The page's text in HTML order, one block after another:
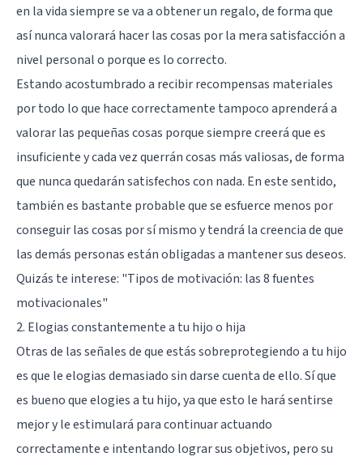
en la vida siempre se va a obtener un regalo, de forma que
así nunca valorará hacer las cosas por la mera satisfacción a
nivel personal o porque es lo correcto.
Estando acostumbrado a recibir recompensas materiales
por todo lo que hace correctamente tampoco aprenderá a
valorar las pequeñas cosas porque siempre creerá que es
insuficiente y cada vez querrán cosas más valiosas, de forma
que nunca quedarán satisfechos con nada. En este sentido,
también es bastante probable que se esfuerce menos por
conseguir las cosas por sí mismo y tendrá la creencia de que
las demás personas están obligadas a mantener sus deseos.
Quizás te interese: "Tipos de motivación: las 8 fuentes
motivacionales"
2. Elogias constantemente a tu hijo o hija
Otras de las señales de que estás sobreprotegiendo a tu hijo
es que le elogias demasiado sin darse cuenta de ello. Sí que
es bueno que elogies a tu hijo, ya que esto le hará sentirse
mejor y le estimulará para continuar actuando
correctamente e intentando lograr sus objetivos, pero su